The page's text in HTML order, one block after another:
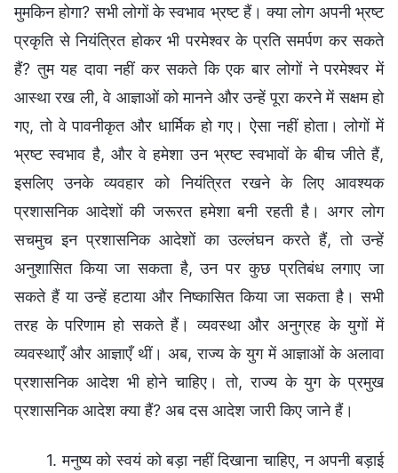
मुमकिन होगा? सभी लोगों के स्‍वभाव भ्रष्‍ट हैं। क्या लोग अपनी भ्रष्ट
प्रकृति से नियंत्रित होकर भी परमेश्वर के प्रति समर्पण कर सकते
हैं? तुम यह दावा नहीं कर सकते कि एक बार लोगों ने परमेश्वर में
आस्था रख ली, वे आज्ञाओं को मानने और उन्हें पूरा करने में सक्षम हो
गए, तो वे पावनीकृत और धार्मिक हो गए। ऐसा नहीं होता। लोगों में
भ्रष्‍ट स्‍वभाव है, और वे हमेशा उन भ्रष्ट स्वभावों के बीच जीते हैं,
इसलिए उनके व्यवहार को नियंत्रित रखने के लिए आवश्यक
प्रशासनिक आदेशों की जरूरत हमेशा बनी रहती है। अगर लोग
सचमुच इन प्रशासनिक आदेशों का उल्‍लंघन करते हैं, तो उन्‍हें
अनुशासित किया जा सकता है, उन पर कुछ प्रतिबंध लगाए जा
सकते हैं या उन्हें हटाया और निष्कासित किया जा सकता है। सभी
तरह के परिणाम हो सकते हैं। व्यवस्था और अनुग्रह के युगों में
व्यवस्थाएँ और आज्ञाएँ थीं। अब, राज्य के युग में आज्ञाओं के अलावा
प्रशासनिक आदेश भी होने चाहिए। तो, राज्य के युग के प्रमुख
प्रशासनिक आदेश क्या हैं? अब दस आदेश जारी किए जाने हैं।
1. मनुष्य को स्वयं को बड़ा नहीं दिखाना चाहिए, न अपनी बड़ाई